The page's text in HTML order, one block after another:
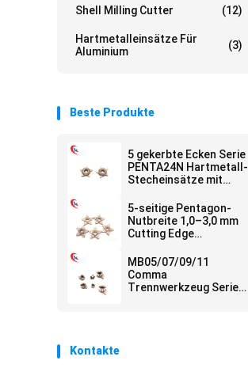
Shell Milling Cutter (12)
Hartmetalleinsätze Für
Aluminium
(3)
Beste Produkte
5 gekerbte Ecken Serie
PENTA24N Hartmetall-
Stecheinsätze mit
und geringem
Verschleiß
5-seitige Pentagon-
Nutbreite 1,0–3,0 mm
Cutting Edge
Hartmetall-
Nuteinsätze
MB05/07/09/11
Comma
Trennwerkzeug Serie
Kontakte